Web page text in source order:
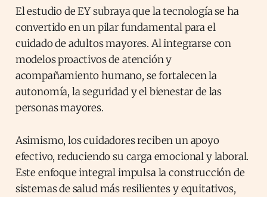
El estudio de EY subraya que la tecnología se ha
convertido en un pilar fundamental para el
cuidado de adultos mayores. Al integrarse con
modelos proactivos de atención y
acompañamiento humano, se fortalecen la
autonomía, la seguridad y el bienestar de las
personas mayores.
Asimismo, los cuidadores reciben un apoyo
efectivo, reduciendo su carga emocional y laboral.
Este enfoque integral impulsa la construcción de
sistemas de salud más resilientes y equitativos,